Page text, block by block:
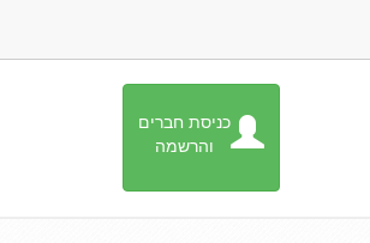
כניסת חברים
והרשמה